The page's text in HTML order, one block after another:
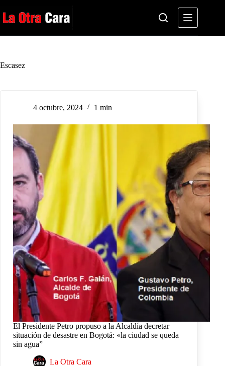
al
contenido
Escasez
4 octubre, 2024 1 min
El Presidente Petro propuso a la Alcaldía decretar
situación de desastre en Bogotá: «la ciudad se queda
sin agua”
La Otra Cara